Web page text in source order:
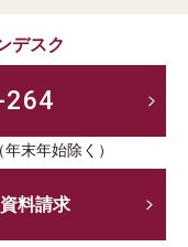
デスク
264
末年始除く）
料請求